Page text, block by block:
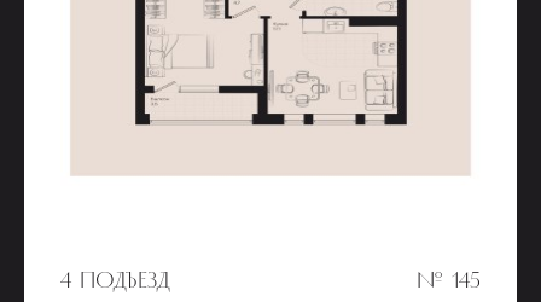
4 ПОДЪЕЗД № 145